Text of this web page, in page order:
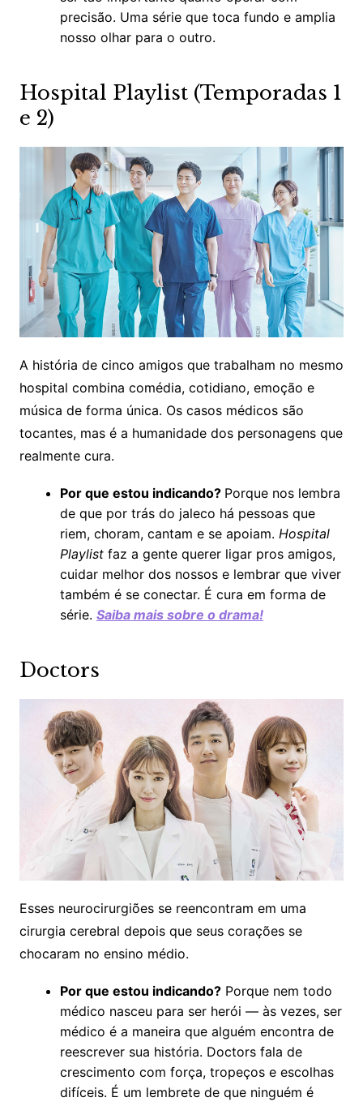
precisão. Uma série que toca fundo e amplia
nosso olhar para o outro.
Hospital Playlist (Temporadas 1
e 2)
A história de cinco amigos que trabalham no mesmo
hospital combina comédia, cotidiano, emoção e
música de forma única. Os casos médicos são
tocantes, mas é a humanidade dos personagens que
realmente cura.
Por que estou indicando? Porque nos lembra
de que por trás do jaleco há pessoas que
riem, choram, cantam e se apoiam. Hospital
Playlist faz a gente querer ligar pros amigos,
cuidar melhor dos nossos e lembrar que viver
também é se conectar. É cura em forma de
série. Saiba mais sobre o drama!
Doctors
Esses neurocirurgiões se reencontram em uma
cirurgia cerebral depois que seus corações se
chocaram no ensino médio.
Por que estou indicando?Porque nem todo
médico nasceu para ser herói — às vezes, ser
médico é a maneira que alguém encontra de
reescrever sua história. Doctors fala de
crescimento com força, tropeços e escolhas
difíceis. É um lembrete de que ninguém é